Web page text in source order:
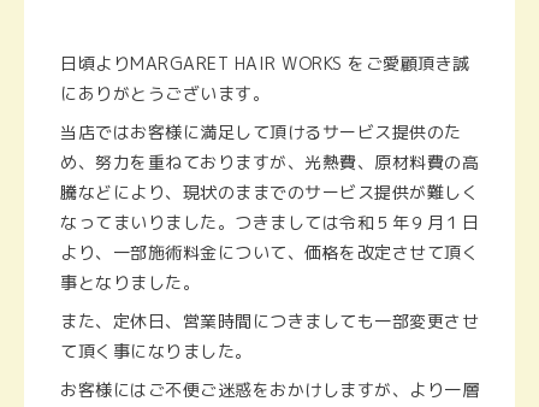
日頃よりMARGARET HAIR WORKS をご愛顧頂き誠
にありがとうございます。
当店ではお客様に満足して頂けるサービス提供のた
め、努力を重ねておりますが、光熱費、原材料費の高
騰などにより、現状のままでのサービス提供が難しく
なってまいりました。つきましては令和５年９月１日
より、一部施術料金について、価格を改定させて頂く
事となりました。
また、定休日、営業時間につきましても一部変更させ
て頂く事になりました。
お客様にはご不便ご迷惑をおかけしますが、より一層